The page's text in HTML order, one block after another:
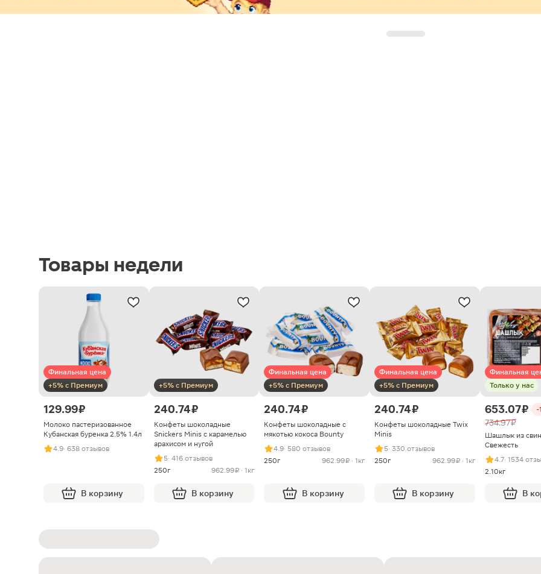
Товары недели
Финальная цена
+5% с Премиум
129.99 ₽
Молоко пастеризованное
Кубанская буренка 2.5% 1.4л
4.9· 638 отзывов
В корзину
+5% с Премиум
240.74 ₽
Конфеты шоколадные
Snickers Minis с карамелью
арахисом и нугой
5· 416 отзывов
250г
962.99 ₽ · 1кг
В корзину
Финальная цена
+5% с Премиум
240.74 ₽
Конфеты шоколадные с
мякотью кокоса Bounty
4.9· 580 отзывов
250г
962.99 ₽ · 1кг
В корзину
Финальная цена
+5% с Премиум
240.74 ₽
Конфеты шоколадные Twix
Minis
5· 330 отзывов
250г
962.99 ₽ · 1кг
В корзину
Финальная
Только у нас
653.07 ₽ -
734.97 ₽
Шашлык из
Свежесть
4.7· 1534
2.10кг
В